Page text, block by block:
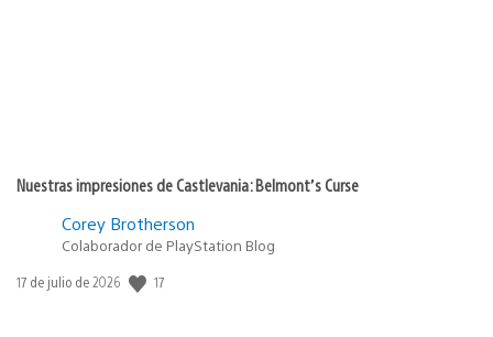
Nuestras impresiones de Castlevania: Belmont’s Curse
Corey Brotherson
Colaborador de PlayStation Blog
Fecha
17 de julio de 2026 17